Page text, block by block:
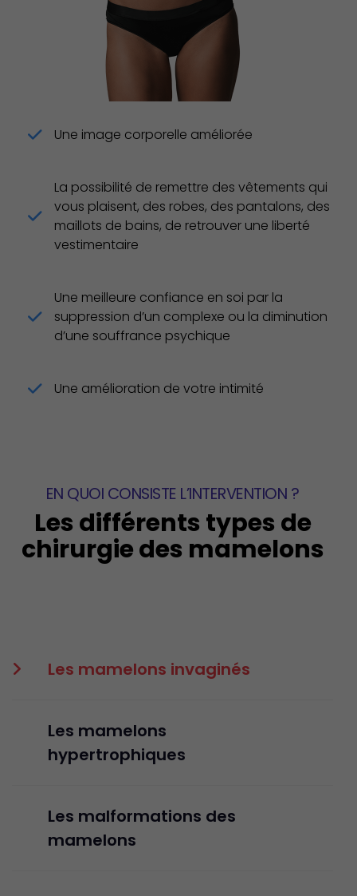
Une image corporelle améliorée
La possibilité de remettre des vêtements qui
vous plaisent, des robes, des pantalons, des
maillots de bains, de retrouver une liberté
vestimentaire
Une meilleure confiance en soi par la
suppression d’un complexe ou la diminution
d’une souffrance psychique
Une amélioration de votre intimité
EN QUOI CONSISTE L’INTERVENTION ?
Les différents types de
chirurgie des mamelons
Les mamelons invaginés
Les mamelons
hypertrophiques
Les malformations des
mamelons